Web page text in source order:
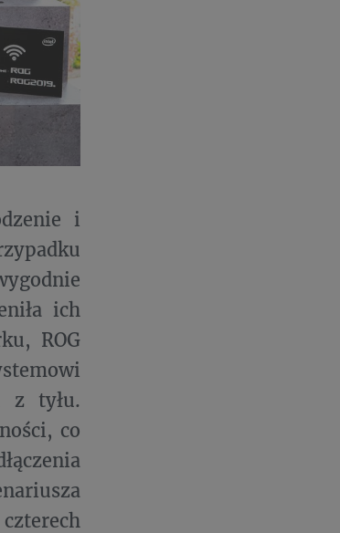
i
ich
ROG
z tyłu.
co